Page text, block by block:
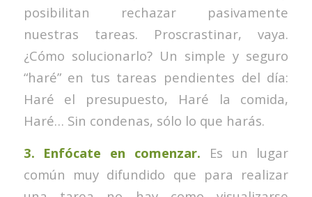
posibilitan rechazar pasivamente
nuestras tareas. Proscrastinar, vaya.
¿Cómo solucionarlo? Un simple y seguro
“haré” en tus tareas pendientes del día:
Haré el presupuesto, Haré la comida,
Haré… Sin condenas, sólo lo que harás.
3. Enfócate en comenzar. Es un lugar
común muy difundido que para realizar